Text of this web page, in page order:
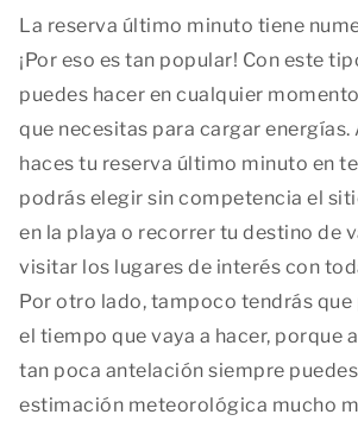
La reserva último minuto tiene
¡Por eso es tan popular! Con este
puedes hacer en cualquier
que necesitas para cargar energías.
haces tu reserva último minuto en
podrás elegir sin competencia el
en la playa o recorrer tu destino de
visitar los lugares de interés con
Por otro lado, tampoco tendrás
el tiempo que vaya a hacer, porque
tan poca antelación siempre
estimación meteorológica mucho